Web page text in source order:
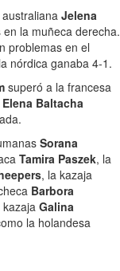
Jelena
la muñeca derecha.
problemas en el
nórdica ganaba 4-1.
superó a la francesa
Elena Baltacha
Sorana
Tamira Paszek, la
, la kazaja
Barbora
kazaja Galina
la holandesa